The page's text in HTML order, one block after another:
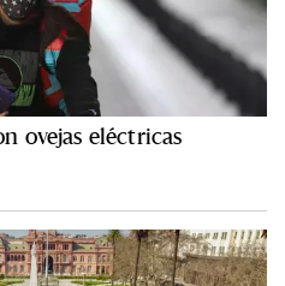
ovejas eléctricas